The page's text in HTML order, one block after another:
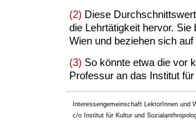
(2) Diese
die Lehrtätigkeit hervor.
Wien und beziehen sich
(3) So könnte etwa die vor
Professur an das Institut
Interessengemeinschaft LektorInnen und
c/o Institut für Kultur und